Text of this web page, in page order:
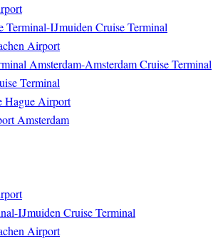
Terminal-IJmuiden Cruise Terminal
Airport
Amsterdam-Amsterdam Cruise Terminal
Terminal
Hague Airport
Amsterdam
IJmuiden Cruise Terminal
Airport